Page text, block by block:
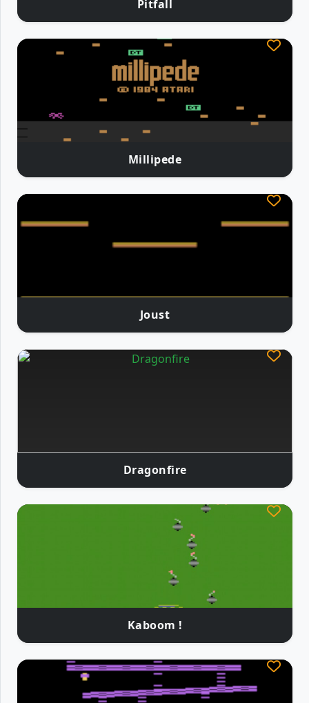
Pitfall
Millipede
Joust
Dragonfire
Kaboom !